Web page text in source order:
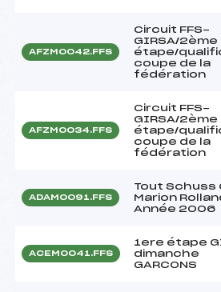
AFZM0042.FFS
Circuit FFS-
GIRSA/2ème
étape/
coupe de la
fédération
AFZM0034.FFS
Circuit FFS-
GIRSA/2ème
étape/
coupe de la
fédération
ADAM0091.FFS
Tout Schuss
Marion
Année 2006
ACEM0041.FFS
1ere étape
dimanche
GARCONS